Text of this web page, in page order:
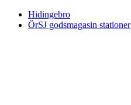
Hidingebro
ÖrSJ godsmagasin stationer